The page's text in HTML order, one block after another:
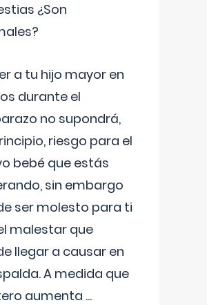
¿Son
a tu hijo mayor en
durante el
no supondrá,
riesgo para el
bebé que estás
sin embargo
ser molesto para ti
malestar que
llegar a causar en
A medida que
aumenta ...